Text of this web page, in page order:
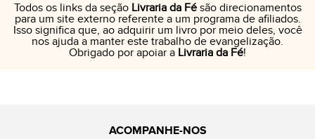
Todos os links da seção Livraria da Fésão direcionamentos
para um site externo referente a um programa de afiliados.
Isso significa que, ao adquirir um livro por meio deles, você
nos ajuda a manter este trabalho de evangelização.
Obrigado por apoiar a Livraria da Fé!
ACOMPANHE-NOS